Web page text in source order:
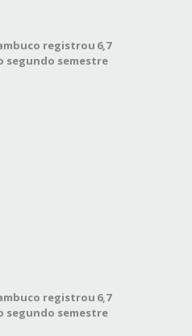
registrou 6,7
segundo semestre
registrou 6,7
segundo semestre